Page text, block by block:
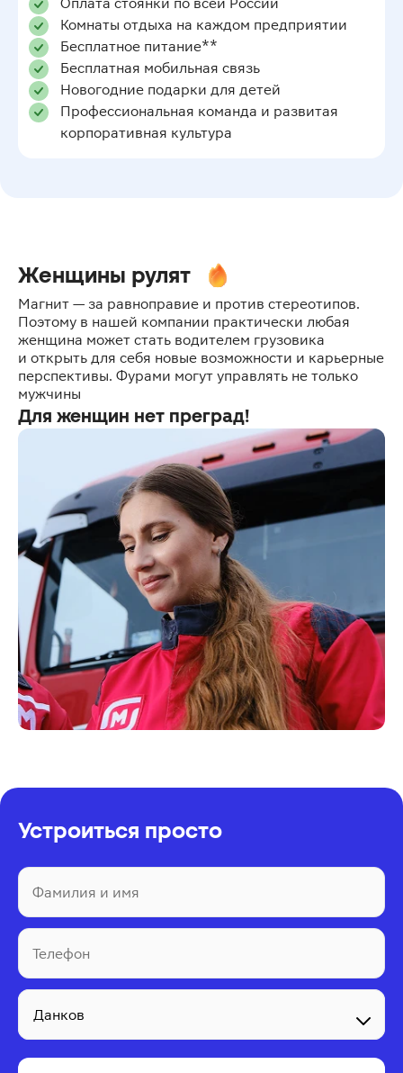
Комнаты отдыха на каждом предприятии
Бесплатное питание**
Бесплатная мобильная связь
Новогодние подарки для детей
Профессиональная команда и развитая
корпоративная культура
Женщины рулят
Магнит — за равноправие и против стереотипов.
Поэтому в нашей компании практически любая
женщина может стать водителем грузовика
и открыть для себя новые возможности и карьерные
перспективы. Фурами могут управлять не только
мужчины
Для женщин нет преград!
Устроиться просто
Фамилия и имя
Телефон